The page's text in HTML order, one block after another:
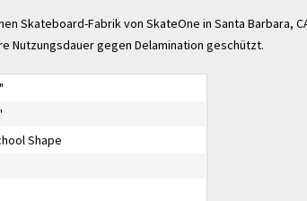
Skateboard-Fabrik von SkateOne in Santa Barbara,
Nutzungsdauer gegen Delamination geschützt.
Shape